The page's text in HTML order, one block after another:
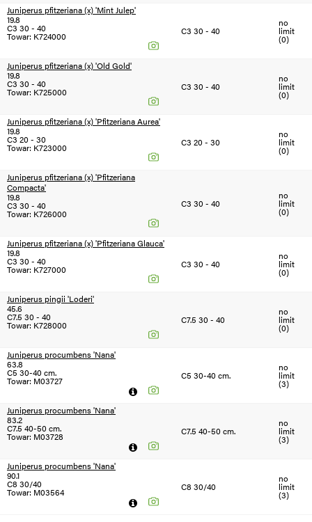
Juniperus pfitzeriana (x) 'Mint Julep'
19.8
C3 30 - 40
Towar: K724000 C3 30 - 40
no
limit
(0)
Juniperus pfitzeriana (x) 'Old Gold'
19.8
C3 30 - 40
Towar: K725000 C3 30 - 40
no
limit
(0)
Juniperus pfitzeriana (x) 'Pfitzeriana Aurea'
19.8
C3 20 - 30
Towar: K723000 C3 20 - 30
no
limit
(0)
Juniperus pfitzeriana (x) 'Pfitzeriana
Compacta'
19.8
C3 30 - 40
Towar: K726000
C3 30 - 40
no
limit
(0)
Juniperus pfitzeriana (x) 'Pfitzeriana Glauca'
19.8
C3 30 - 40
Towar: K727000 C3 30 - 40
no
limit
(0)
Juniperus pingii 'Loderi'
45.6
C7.5 30 - 40
Towar: K728000 C7.5 30 - 40
no
limit
(0)
Juniperus procumbens 'Nana'
63.8
C5 30-40 cm.
Towar: M03727 C5 30-40 cm.
no
limit
(3)
Juniperus procumbens 'Nana'
83.2
C7.5 40-50 cm.
Towar: M03728 C7.5 40-50 cm.
no
limit
(3)
Juniperus procumbens 'Nana'
90.1
C8 30/40
Towar: M03564 C8 30/40
no
limit
(3)